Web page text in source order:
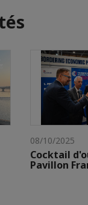
08/10/2025
Cocktail
Pavillon